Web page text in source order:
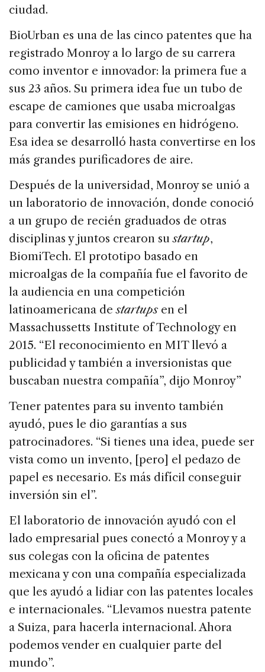
ciudad.
BioUrban es una de las cinco patentes que ha
registrado Monroy a lo largo de su carrera
como inventor e innovador: la primera fue a
sus 23 años. Su primera idea fue un tubo de
escape de camiones que usaba microalgas
para convertir las emisiones en hidrógeno.
Esa idea se desarrolló hasta convertirse en los
más grandes purificadores de aire.
Después de la universidad, Monroy se unió a
un laboratorio de innovación, donde conoció
a un grupo de recién graduados de otras
disciplinas y juntos crearon sustartup,
BiomiTech. El prototipo basado en
microalgas de la compañía fue el favorito de
la audiencia en una competición
latinoamericana destartupsen el
Massachussetts Institute of Technology en
2015. “El reconocimiento en MIT llevó a
publicidad y también a inversionistas que
buscaban nuestra compañía”, dijo Monroy”
Tener patentes para su invento también
ayudó, pues le dio garantías a sus
patrocinadores. “Si tienes una idea, puede ser
vista como un invento, [pero] el pedazo de
papel es necesario. Es más difícil conseguir
inversión sin el”.
El laboratorio de innovación ayudó con el
lado empresarial pues conectó a Monroy y a
sus colegas con la oficina de patentes
mexicana y con una compañía especializada
que les ayudó a lidiar con las patentes locales
e internacionales. “Llevamos nuestra patente
a Suiza, para hacerla internacional. Ahora
podemos vender en cualquier parte del
mundo”.